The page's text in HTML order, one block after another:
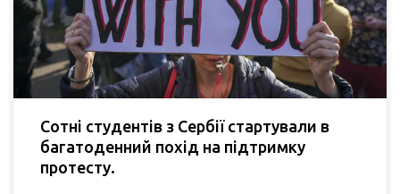
Сотні студентів з Сербії стартували в
багатоденний похід на підтримку
протесту.